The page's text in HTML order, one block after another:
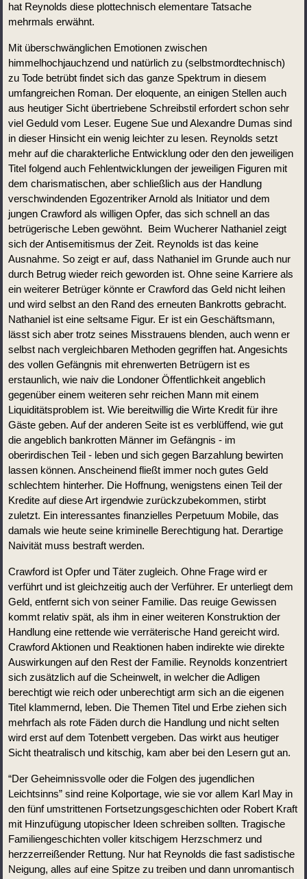
hat Reynolds diese plottechnisch elementare Tatsache
mehrmals erwähnt.
Mit überschwänglichen Emotionen zwischen
himmelhochjauchzend und natürlich zu (selbstmordtechnisch)
zu Tode betrübt findet sich das ganze Spektrum in diesem
umfangreichen Roman. Der eloquente, an einigen Stellen auch
aus heutiger Sicht übertriebene Schreibstil erfordert schon sehr
viel Geduld vom Leser. Eugene Sue und Alexandre Dumas sind
in dieser Hinsicht ein wenig leichter zu lesen. Reynolds setzt
mehr auf die charakterliche Entwicklung oder den den jeweiligen
Titel folgend auch Fehlentwicklungen der jeweiligen Figuren mit
dem charismatischen, aber schließlich aus der Handlung
verschwindenden Egozentriker Arnold als Initiator und dem
jungen Crawford als willigen Opfer, das sich schnell an das
betrügerische Leben gewöhnt.  Beim Wucherer Nathaniel zeigt
sich der Antisemitismus der Zeit. Reynolds ist das keine
Ausnahme. So zeigt er auf, dass Nathaniel im Grunde auch nur
durch Betrug wieder reich geworden ist. Ohne seine Karriere als
ein weiterer Betrüger könnte er Crawford das Geld nicht leihen
und wird selbst an den Rand des erneuten Bankrotts gebracht.
Nathaniel ist eine seltsame Figur. Er ist ein Geschäftsmann,
lässt sich aber trotz seines Misstrauens blenden, auch wenn er
selbst nach vergleichbaren Methoden gegriffen hat. Angesichts
des vollen Gefängnis mit ehrenwerten Betrügern ist es
erstaunlich, wie naiv die Londoner Öffentlichkeit angeblich
gegenüber einem weiteren sehr reichen Mann mit einem
Liquiditätsproblem ist. Wie bereitwillig die Wirte Kredit für ihre
Gäste geben. Auf der anderen Seite ist es verblüffend, wie gut
die angeblich bankrotten Männer im Gefängnis - im
oberirdischen Teil - leben und sich gegen Barzahlung bewirten
lassen können. Anscheinend fließt immer noch gutes Geld
schlechtem hinterher. Die Hoffnung, wenigstens einen Teil der
Kredite auf diese Art irgendwie zurückzubekommen, stirbt
zuletzt. Ein interessantes finanzielles Perpetuum Mobile, das
damals wie heute seine kriminelle Berechtigung hat. Derartige
Naivität muss bestraft werden.
Crawford ist Opfer und Täter zugleich. Ohne Frage wird er
verführt und ist gleichzeitig auch der Verführer. Er unterliegt dem
Geld, entfernt sich von seiner Familie. Das reuige Gewissen
kommt relativ spät, als ihm in einer weiteren Konstruktion der
Handlung eine rettende wie verräterische Hand gereicht wird.
Crawford Aktionen und Reaktionen haben indirekte wie direkte
Auswirkungen auf den Rest der Familie. Reynolds konzentriert
sich zusätzlich auf die Scheinwelt, in welcher die Adligen
berechtigt wie reich oder unberechtigt arm sich an die eigenen
Titel klammernd, leben. Die Themen Titel und Erbe ziehen sich
mehrfach als rote Fäden durch die Handlung und nicht selten
wird erst auf dem Totenbett vergeben. Das wirkt aus heutiger
Sicht theatralisch und kitschig, kam aber bei den Lesern gut an.
“Der Geheimnissvolle oder die Folgen des jugendlichen
Leichtsinns” sind reine Kolportage, wie sie vor allem Karl May in
den fünf umstrittenen Fortsetzungsgeschichten oder Robert Kraft
mit Hinzufügung utopischer Ideen schreiben sollten. Tragische
Familiengeschichten voller kitschigem Herzschmerz und
herzzerreißender Rettung. Nur hat Reynolds die fast sadistische
Neigung, alles auf eine Spitze zu treiben und dann unromantisch